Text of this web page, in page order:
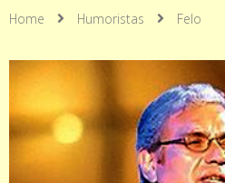
Home Humoristas Felo